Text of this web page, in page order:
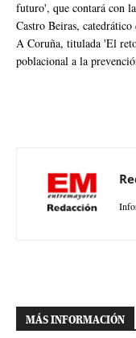
futuro', que contará con
Castro Beiras,
A Coruña, titulada 'El
poblacional a la
MÁS INFORMACIÓN